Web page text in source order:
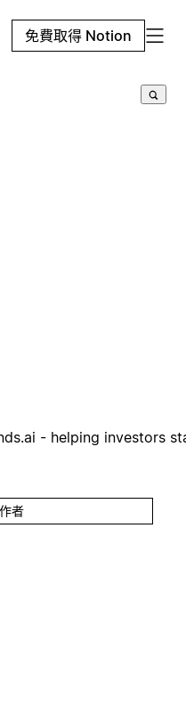
免費取得 Notion
- helping investors
者